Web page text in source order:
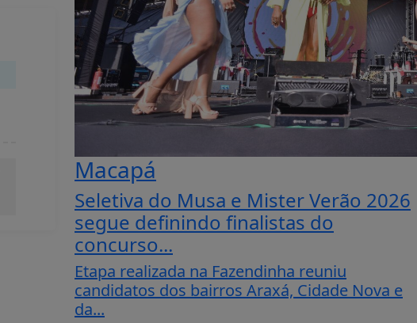
Macapá
Seletiva do Musa e Mister Verão 2026
segue definindo finalistas do
concurso...
Etapa realizada na Fazendinha reuniu
candidatos dos bairros Araxá, Cidade Nova e
da...